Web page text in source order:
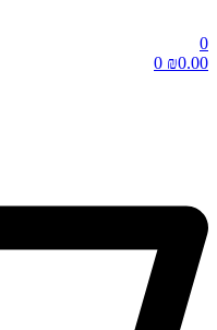
0
₪0.00
0